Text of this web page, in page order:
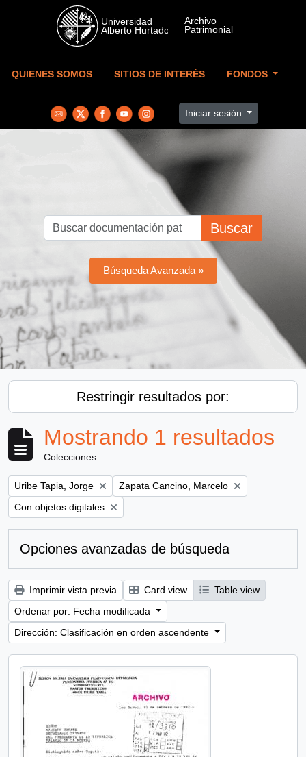
Skip to main content
QUIENES SOMOS SITIOS DE INTERÉS FONDOS
Iniciar sesión
Buscar
Búsqueda Avanzada »
Restringir resultados por:
Mostrando 1 resultados
Colecciones
Remove filter:
Uribe Tapia, Jorge Remove filter:
Zapata Cancino, Marcelo
Remove filter:
Con objetos digitales
Opciones avanzadas de búsqueda
Imprimir vista previa Card view
Table view
Ordenar por: Fecha modificada
Dirección: Clasificación en orden ascendente